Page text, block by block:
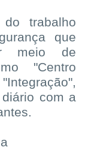
trabalho
que
meio de
"Centro
com a